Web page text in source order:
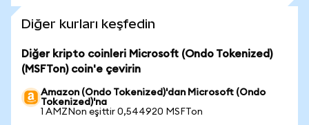
Diğer kurları keşfedin
Diğer kripto coinleri Microsoft (Ondo Tokenized)
(MSFTon) coin'e çevirin
Amazon (Ondo Tokenized)'dan Microsoft (Ondo
Tokenized)'na
1 AMZNon eşittir 0,544920 MSFTon